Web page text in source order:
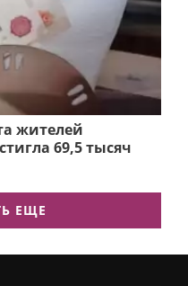
жителей
69,5 тысяч
ЕЩЕ